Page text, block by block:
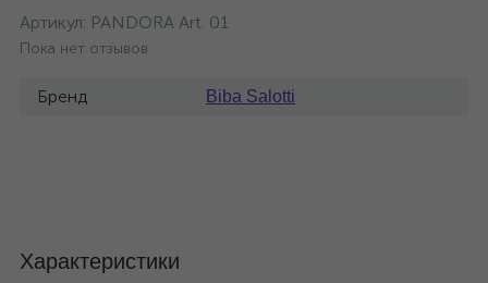
Артикул: PANDORA Art. 01
Пока нет отзывов
Бренд Biba Salotti
Характеристики